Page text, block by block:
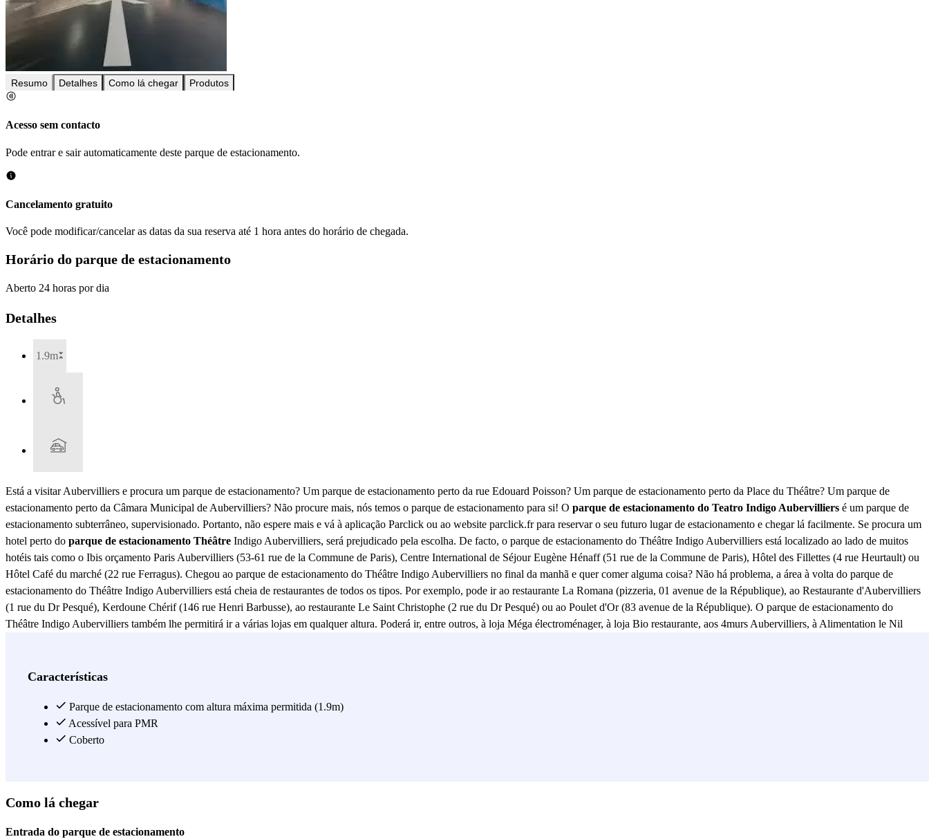
Resumo Detalhes Como lá chegar Produtos
Acesso sem contacto
Pode entrar e sair automaticamente deste parque de estacionamento.
Cancelamento gratuito
Você pode modificar/cancelar as datas da sua reserva até 1 hora antes do horário de chegada.
Horário do parque de estacionamento
Aberto 24 horas por dia
Detalhes
1.9m
Está a visitar Aubervilliers e procura um parque de estacionamento? Um parque de estacionamento perto da rue Edouard Poisson? Um parque de estacionamento perto da Place du Théâtre? Um parque de
estacionamento perto da Câmara Municipal de Aubervilliers? Não procure mais, nós temos o parque de estacionamento para si! O parque de estacionamento do Teatro Indigo Aubervilliers é um parque de
estacionamento subterrâneo, supervisionado. Portanto, não espere mais e vá à aplicação Parclick ou ao website parclick.fr para reservar o seu futuro lugar de estacionamento e chegar lá facilmente. Se procura um
hotel perto do parque de estacionamento Théâtre Indigo Aubervilliers, será prejudicado pela escolha. De facto, o parque de estacionamento do Théâtre Indigo Aubervilliers está localizado ao lado de muitos
hotéis tais como o Ibis orçamento Paris Aubervilliers (53-61 rue de la Commune de Paris), Centre International de Séjour Eugène Hénaff (51 rue de la Commune de Paris), Hôtel des Fillettes (4 rue Heurtault) ou
Hôtel Café du marché (22 rue Ferragus). Chegou ao parque de estacionamento do Théâtre Indigo Aubervilliers no final da manhã e quer comer alguma coisa? Não há problema, a área à volta do parque de
estacionamento do Théâtre Indigo Aubervilliers está cheia de restaurantes de todos os tipos. Por exemplo, pode ir ao restaurante La Romana (pizzeria, 01 avenue de la République), ao Restaurante d'Aubervilliers
(1 rue du Dr Pesqué), Kerdoune Chérif (146 rue Henri Barbusse), ao restaurante Le Saint Christophe (2 rue du Dr Pesqué) ou ao Poulet d'Or (83 avenue de la République). O parque de estacionamento do
Théâtre Indigo Aubervilliers também lhe permitirá ir a várias lojas em qualquer altura. Poderá ir, entre outros, à loja Méga électroménager, à loja Bio restaurante, aos 4murs Aubervilliers, à Alimentation le Nil
estacionamento do Théâtre Indigo Aubervilliers também tem a vantagem de estar a uma curta distância a pé de muitas escolas. Será muito útil se os seus filhos frequentarem as seguintes escolas: escolas primárias
coração de um distrito muito cultural. O parque de estacionamento do Théâtre Indigo Aubervilliers permitirá chegar ao L'Embarcadère, Théâtre La Commune d'Aubervilliers - Centre Dramatique National,
Théâtre Quebracho ou Stade André Karman num instante. Finalmente, o parque de estacionamento do Teatro Indigo permitir-lhe-á chegar à paragem de autocarro André Karman (linhas 35, 150 e 170), Villebois
- Mareuil (linhas 35 e N43) e à paragem de autocarro Paul Bert (linha 249).
Características
Parque de estacionamento com altura máxima permitida (1.9m)
Acessível para PMR
Coberto
Como lá chegar
Entrada do parque de estacionamento